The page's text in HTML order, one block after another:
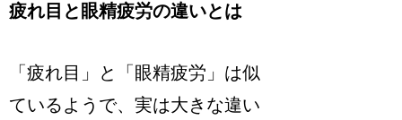
疲れ目と眼精疲労の違いとは
「疲れ目」と「眼精疲労」は似
ているようで、実は大きな違い